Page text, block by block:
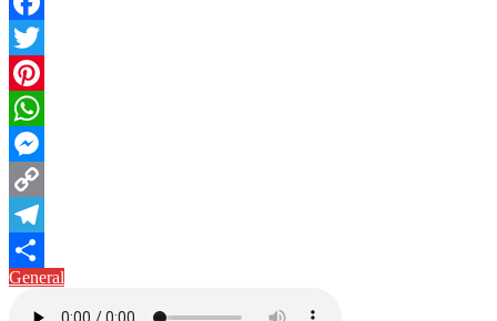
Facebook
Twitter
Pinterest
WhatsApp
Messenger
Copy
Link
Telegram
Compartir
General